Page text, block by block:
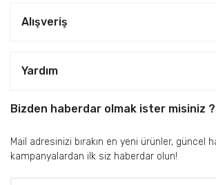
Alışveriş
Yardım
Bizden haberdar olmak ister misiniz ?
Mail adresinizi bırakın en yeni ürünler, güncel
kampanyalardan ilk siz haberdar olun!